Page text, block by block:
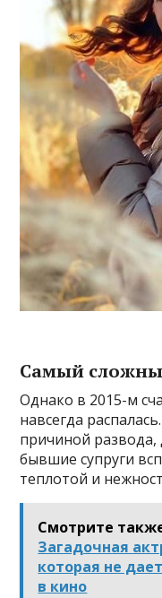
Самый
Однако в 2015-м
навсегда
причиной развода,
бывшие супруги
теплотой и
Смотрите
Загадочная
которая не
в кино